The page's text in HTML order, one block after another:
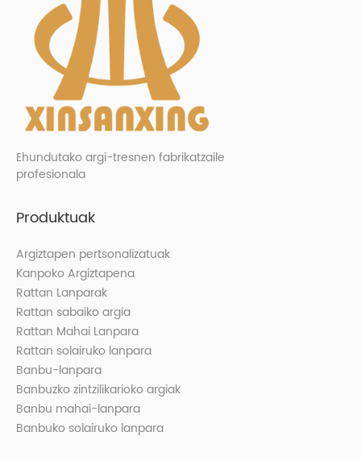
Ehundutako argi-tresnen fabrikatzaile
profesionala
Produktuak
Argiztapen pertsonalizatuak
Kanpoko Argiztapena
Rattan Lanparak
Rattan sabaiko argia
Rattan Mahai Lanpara
Rattan solairuko lanpara
Banbu-lanpara
Banbuzko zintzilikarioko argiak
Banbu mahai-lanpara
Banbuko solairuko lanpara